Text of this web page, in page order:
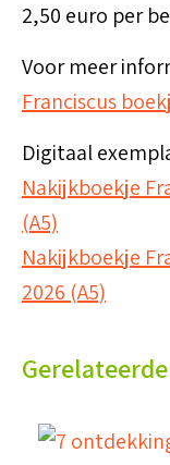
2,50 euro per
Voor meer
Franciscus
Digitaal
Nakijkboekje
(A5)
Nakijkboekje
2026 (A5)